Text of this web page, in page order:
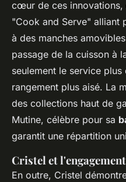
cœur de ces
"Cook and Serve" alliant
à des manches
passage de la cuisson à
seulement le service
rangement plus aisé. La
des collections haut de
Mutine, célèbre pour sa
garantit une répartition
Cristel et
En outre, Cristel